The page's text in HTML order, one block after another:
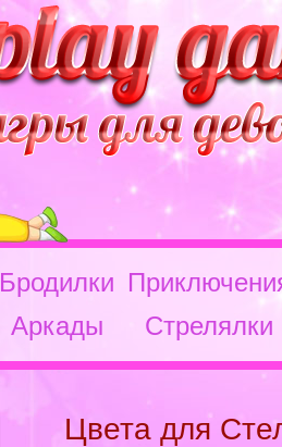
Бродилки
Аркады Стрелялки
Цвета для